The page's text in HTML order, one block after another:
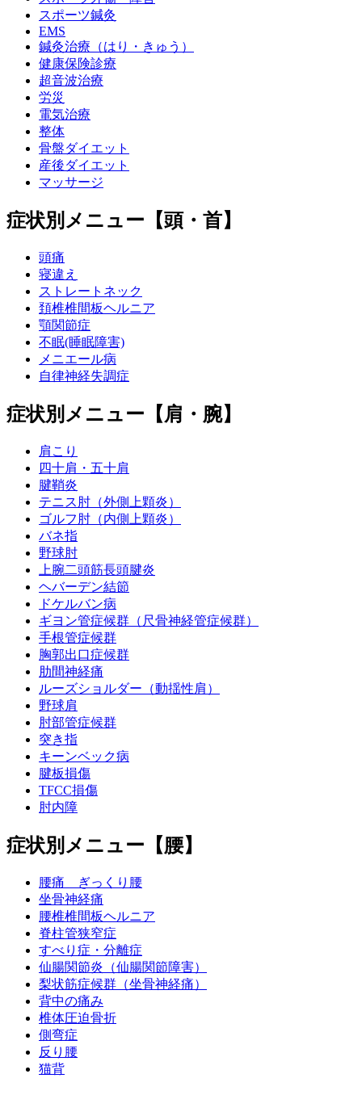
スポーツ鍼灸
EMS
鍼灸治療（はり・きゅう）
健康保険診療
超音波治療
労災
電気治療
整体
骨盤ダイエット
産後ダイエット
マッサージ
症状別メニュー【頭・首】
頭痛
寝違え
ストレートネック
頚椎椎間板ヘルニア
顎関節症
不眠(睡眠障害)
メニエール病
自律神経失調症
症状別メニュー【肩・腕】
肩こり
四十肩・五十肩
腱鞘炎
テニス肘（外側上顆炎）
ゴルフ肘（内側上顆炎）
バネ指
野球肘
上腕二頭筋長頭腱炎
ヘバーデン結節
ドケルバン病
ギヨン管症候群（尺骨神経管症候群）
手根管症候群
胸郭出口症候群
肋間神経痛
ルーズショルダー（動揺性肩）
野球肩
肘部管症候群
突き指
キーンベック病
腱板損傷
TFCC損傷
肘内障
症状別メニュー【腰】
腰痛 ぎっくり腰
坐骨神経痛
腰椎椎間板ヘルニア
脊柱管狭窄症
すべり症・分離症
仙腸関節炎（仙腸関節障害）
梨状筋症候群（坐骨神経痛）
背中の痛み
椎体圧迫骨折
側弯症
反り腰
猫背